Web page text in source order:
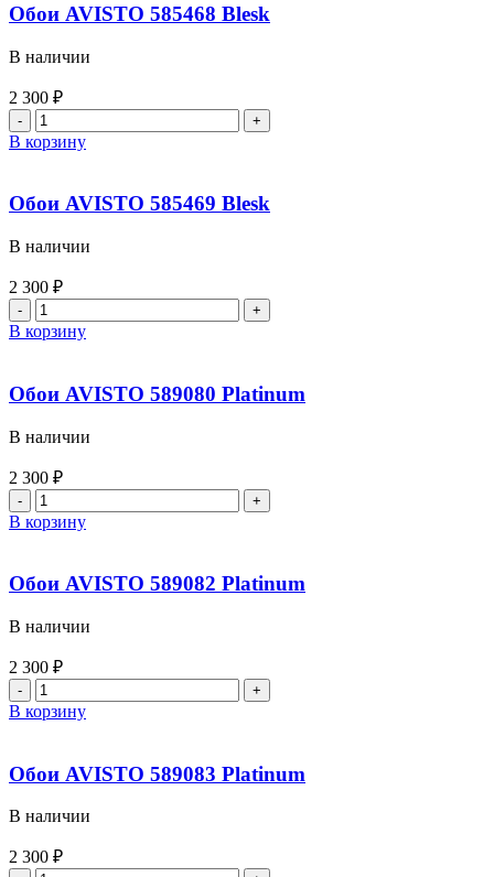
Обои AVISTO 585468 Blesk
В наличии
2 300 ₽
В корзину
Обои AVISTO 585469 Blesk
В наличии
2 300 ₽
В корзину
Обои AVISTO 589080 Platinum
В наличии
2 300 ₽
В корзину
Обои AVISTO 589082 Platinum
В наличии
2 300 ₽
В корзину
Обои AVISTO 589083 Platinum
В наличии
2 300 ₽